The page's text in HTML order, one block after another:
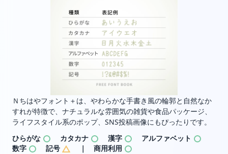
Ｎちはやフォント＋は、やわらかな手書き風の輪郭と自然なか
すれが特徴で、ナチュラルな雰囲気の雑貨や食品パッケージ、
ライフスタイル系のポップ、SNS投稿画像にもぴったりです。
ひらがな
カタカナ 漢字
アルファベット
数字
記号 ｜ 商用利用